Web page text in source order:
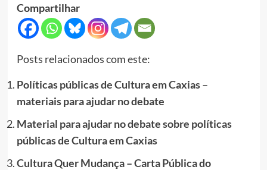
Compartilhar
Posts relacionados com este:
Políticas públicas de Cultura em Caxias –
materiais para ajudar no debate
Material para ajudar no debate sobre políticas
públicas de Cultura em Caxias
Cultura Quer Mudança – Carta Pública do